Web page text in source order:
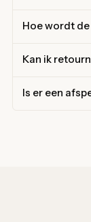
Hoe wordt
Kan ik
Is er een